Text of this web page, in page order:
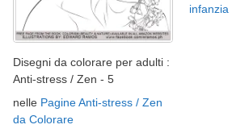
Disegni da colorare per adulti :
Anti-stress / Zen - 5
nelle Pagine Anti-stress / Zen
da Colorare